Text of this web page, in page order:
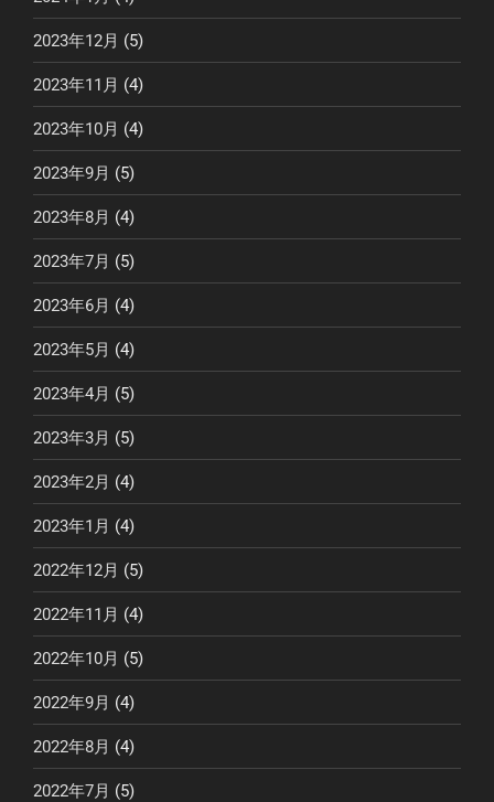
2023年12月 (5)
2023年11月 (4)
2023年10月 (4)
2023年9月 (5)
2023年8月 (4)
2023年7月 (5)
2023年6月 (4)
2023年5月 (4)
2023年4月 (5)
2023年3月 (5)
2023年2月 (4)
2023年1月 (4)
2022年12月 (5)
2022年11月 (4)
2022年10月 (5)
2022年9月 (4)
2022年8月 (4)
2022年7月 (5)